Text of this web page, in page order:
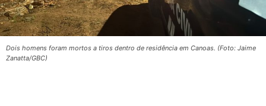
Dois homens foram mortos a tiros dentro de residência em Canoas. (Foto: Jaime
Zanatta/GBC)